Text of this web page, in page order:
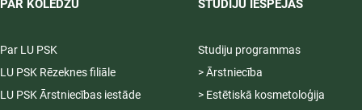
PAR KOLEDŽU
Par LU PSK
LU PSK Rēzeknes filiāle
LU PSK Ārstniecības iestāde
STUDIJU IESPĒJAS
Studiju programmas
> Ārstniecība
> Estētiskā kosmetoloģija